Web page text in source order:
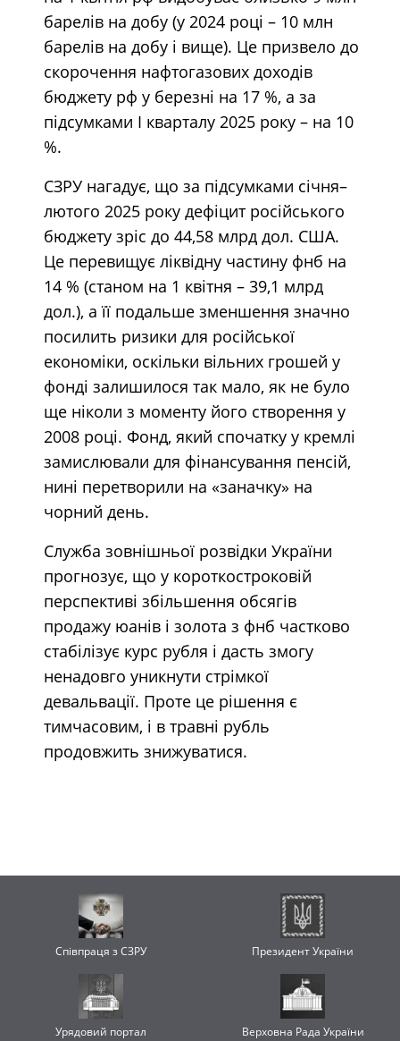
барелів на добу (у 2024 році – 10 млн
барелів на добу і вище). Це призвело до
скорочення нафтогазових доходів
бюджету рф у березні на 17 %, а за
підсумками І кварталу 2025 року – на 10
%.
СЗРУ нагадує, що за підсумками січня–
лютого 2025 року дефіцит російського
бюджету зріс до 44,58 млрд дол. США.
Це перевищує ліквідну частину фнб на
14 % (станом на 1 квітня – 39,1 млрд
дол.), а її подальше зменшення значно
посилить ризики для російської
економіки, оскільки вільних грошей у
фонді залишилося так мало, як не було
ще ніколи з моменту його створення у
2008 році. Фонд, який спочатку у кремлі
замислювали для фінансування пенсій,
нині перетворили на «заначку» на
чорний день.
Служба зовнішньої розвідки України
прогнозує, що у короткостроковій
перспективі збільшення обсягів
продажу юанів і золота з фнб частково
стабілізує курс рубля і дасть змогу
ненадовго уникнути стрімкої
девальвації. Проте це рішення є
тимчасовим, і в травні рубль
продовжить знижуватися.
Співпраця з СЗРУ Президент України
Урядовий портал Верховна Рада України